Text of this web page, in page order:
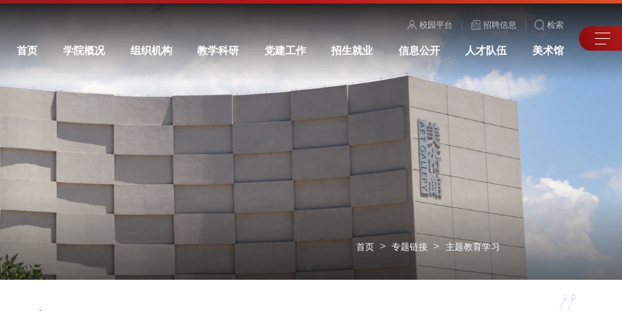
校园平台 招聘信息 检索
首页 学院概况 组织机构 教学科研 党建工作 招生就业 信息公开 人才队伍 美术馆
首页 > 专题链接 > 主题教育学习